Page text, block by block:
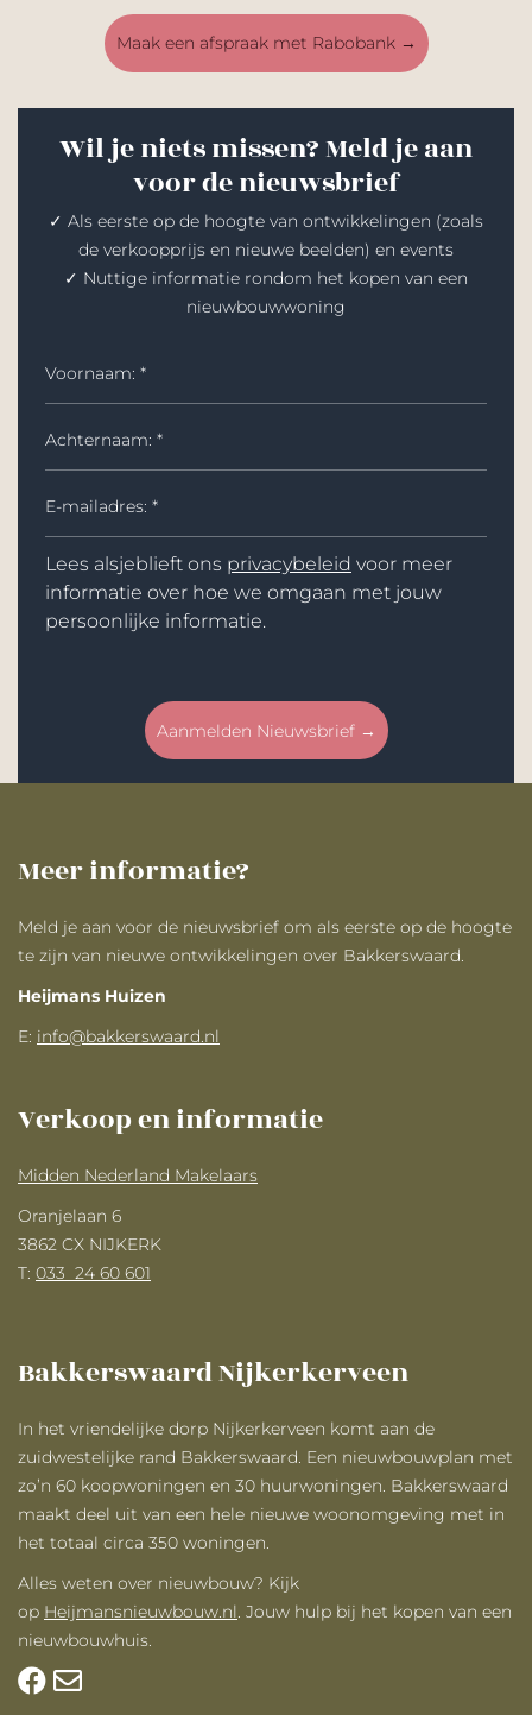
Maak een afspraak met Rabobank →
Wil je niets missen? Meld je aan
voor de nieuwsbrief
✓ Als eerste op de hoogte van ontwikkelingen (zoals
de verkoopprijs en nieuwe beelden) en events
✓ Nuttige informatie rondom het kopen van een
nieuwbouwwoning
Lees alsjeblieft ons privacybeleid voor meer
informatie over hoe we omgaan met jouw
persoonlijke informatie.
Aanmelden Nieuwsbrief →
Meer informatie?
Meld je aan voor de nieuwsbrief om als eerste op de hoogte
te zijn van nieuwe ontwikkelingen over Bakkerswaard.
Heijmans Huizen
E: info@bakkerswaard.nl
Verkoop en informatie
Midden Nederland Makelaars
Oranjelaan 6
3862 CX NIJKERK
T: 033 ­ 24 60 601
Bakkerswaard Nijkerkerveen
In het vriendelijke dorp Nijkerkerveen komt aan de
zuidwestelijke rand Bakkerswaard. Een nieuwbouwplan met
zo’n 60 koopwoningen en 30 huurwoningen. Bakkerswaard
maakt deel uit van een hele nieuwe woonomgeving met in
het totaal circa 350 woningen.
Alles weten over nieuwbouw? Kijk
op Heijmansnieuwbouw.nl. Jouw hulp bij het kopen van een
nieuwbouwhuis.